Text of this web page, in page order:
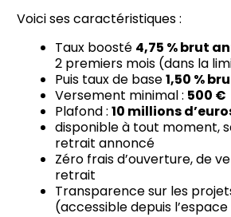
Voici ses caractéristiques :
Taux boosté 4,75 % brut
2 premiers mois (dans la
Puis taux de base1,50 %
Versement minimal : 500 €
Plafond : 10 millions
disponible à tout moment,
retrait annoncé
Zéro frais d’ouverture, de
retrait
Transparence sur les
(accessible depuis